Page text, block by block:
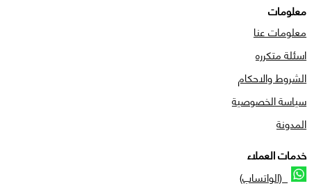
معلومات
معلومات عنا
اسئلة متكرره
الشروط والاحكام
سياسة الخصوصية
المدونة
خدمات العملاء
(الواتساب)